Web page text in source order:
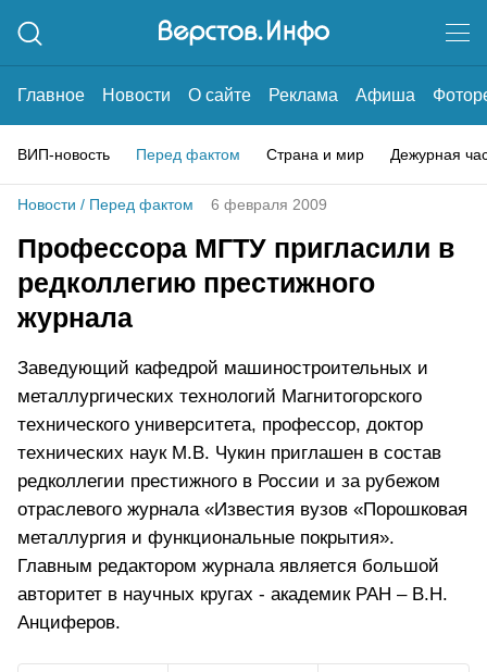
Главное Новости О сайте Реклама Афиша
ВИП-новость Перед фактом Страна и мир Дежурная
Новости / Перед фактом 6 февраля 2009
Профессора МГТУ пригласили в
редколлегию престижного
журнала
Заведующий кафедрой машиностроительных и
металлургических технологий Магнитогорского
технического университета, профессор, доктор
технических наук М.В. Чукин приглашен в состав
редколлегии престижного в России и за рубежом
отраслевого журнала «Известия вузов «Порошковая
металлургия и функциональные покрытия».
Главным редактором журнала является большой
авторитет в научных кругах - академик РАН – В.Н.
Анциферов.